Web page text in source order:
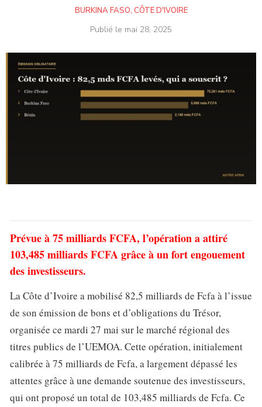
BURKINA FASO, CÔTE D'IVOIRE
Publié le mai 28, 2025
Prévue à 75 milliards FCFA, l’opération a attiré
103,485 milliards FCFA grâce à un fort engouement
des investisseurs.
La Côte d’Ivoire a mobilisé 82,5 milliards de Fcfa à l’issue
de son émission de bons et d’obligations du Trésor,
organisée ce mardi 27 mai sur le marché régional des
titres publics de l’UEMOA. Cette opération, initialement
calibrée à 75 milliards de Fcfa, a largement dépassé les
attentes grâce à une demande soutenue des investisseurs,
qui ont proposé un total de 103,485 milliards de Fcfa. Ce